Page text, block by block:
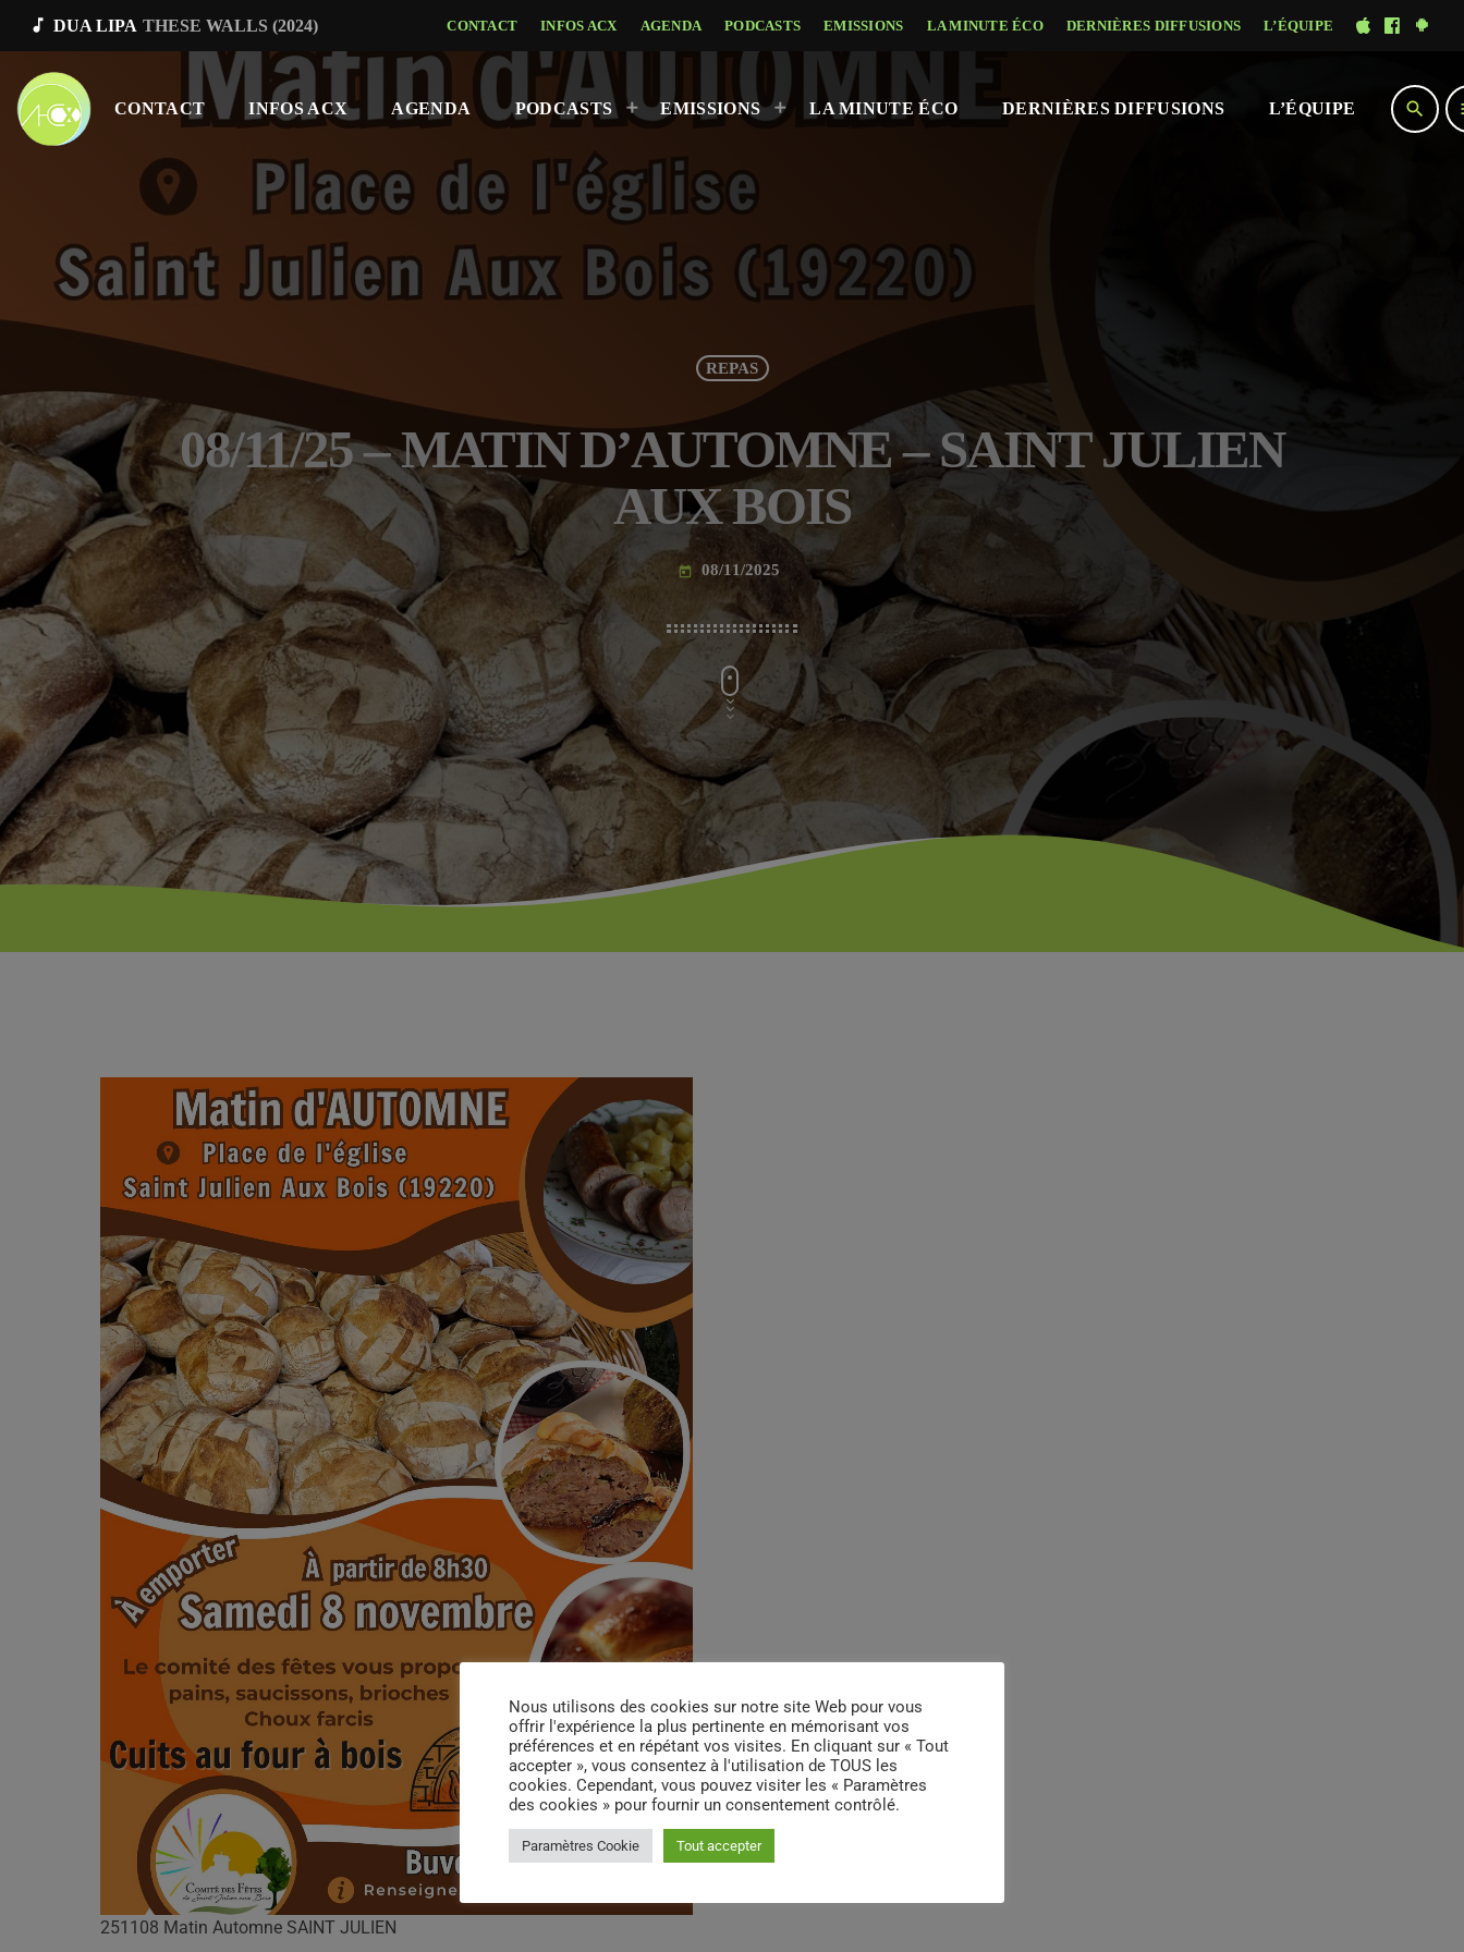
music_note DUA LIPA THESE WALLS (2024) CONTACT INFOS ACX AGENDA PODCASTS EMISSIONS LA MINUTE ÉCO DERNIÈRES DIFFUSIONS L’ÉQUIPE
CONTACT INFOS ACX AGENDA PODCASTS EMISSIONS LA MINUTE ÉCO DERNIÈRES DIFFUSIONS L’ÉQUIPE search
REPAS
08/11/25 – MATIN D’AUTOMNE – SAINT JULIEN
AUX BOIS
today 08/11/2025
251108 Matin Automne SAINT JULIEN
Nous utilisons des cookies sur notre site Web pour vous
offrir l'expérience la plus pertinente en mémorisant vos
préférences et en répétant vos visites. En cliquant sur « Tout
accepter », vous consentez à l'utilisation de TOUS les
cookies. Cependant, vous pouvez visiter les « Paramètres
des cookies » pour fournir un consentement contrôlé.
Paramètres Cookie Tout accepter